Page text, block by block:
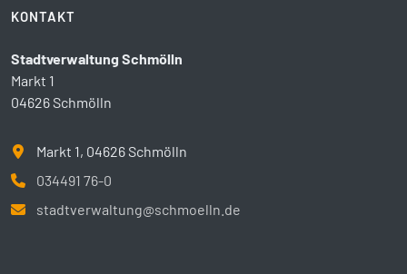
KONTAKT
Stadtverwaltung Schmölln
Markt 1
04626 Schmölln
Markt 1, 04626 Schmölln
034491 76-0
stadtverwaltung@schmoelln.de